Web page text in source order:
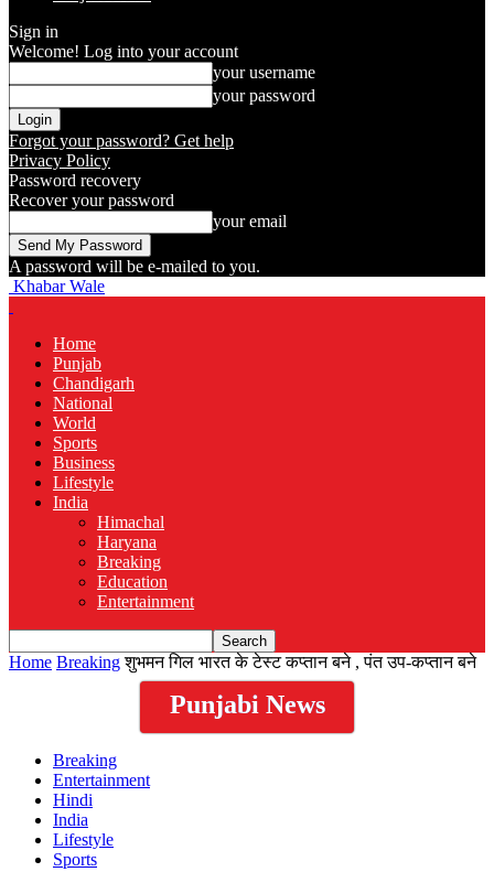
Sign in
Welcome! Log into your account
your username
your password
Forgot your password? Get help
Privacy Policy
Password recovery
Recover your password
your email
A password will be e-mailed to you.
Khabar Wale
Home
Punjab
Chandigarh
National
World
Sports
Business
Lifestyle
India
Himachal
Haryana
Breaking
Education
Entertainment
Home Breaking शुभमन गिल भारत के टेस्ट कप्तान बने , पंत उप-कप्तान बने
Punjabi News
Breaking
Entertainment
Hindi
India
Lifestyle
Sports